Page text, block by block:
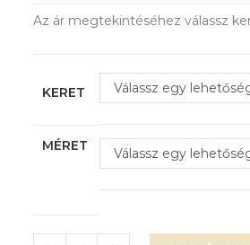
Az ár megtekintéséhez válassz
KERET Válassz egy
MÉRET Válassz egy